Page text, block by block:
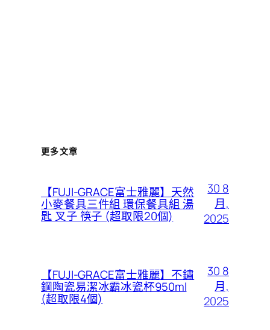
更多文章
【FUJI-GRACE富士雅麗】天然
小麥餐具三件組 環保餐具組 湯
匙 叉子 筷子 (超取限20個)
30 8
月,
2025
【FUJI-GRACE富士雅麗】不鏽
鋼陶瓷易潔冰霸冰瓷杯950ml
(超取限4個)
30 8
月,
2025